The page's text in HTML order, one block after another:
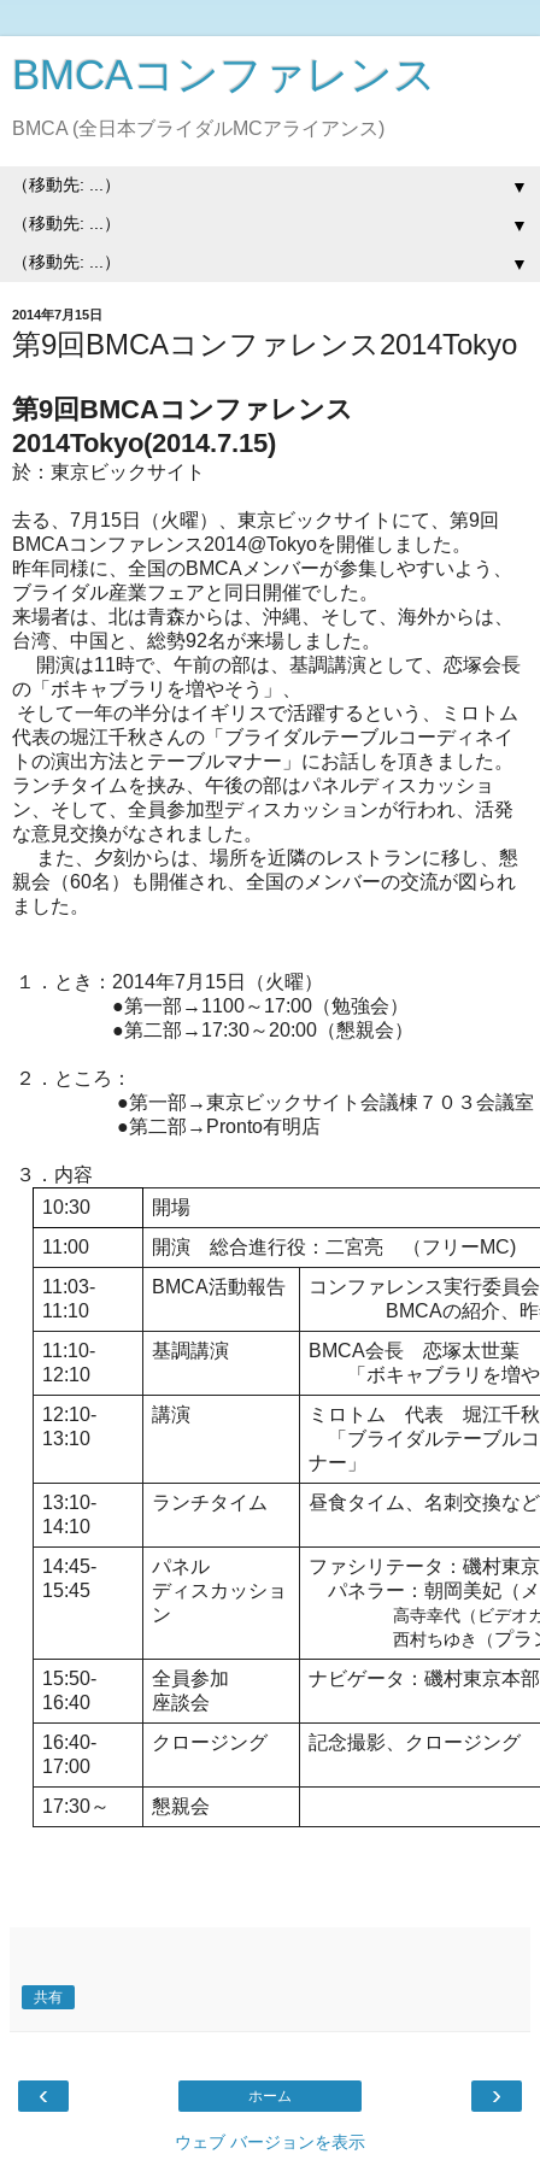
BMCAコンファレンス
BMCA (全日本ブライダルMCアライアンス)
▼
▼
▼
2014年7月15日
第9回BMCAコンファレンス2014Tokyo
第9回BMCAコンファレンス
2014Tokyo(2014.7.15)
於：東京ビックサイト
去る、7月15日（火曜）、東京ビックサイトにて、第9回
BMCAコンファレンス2014@Tokyoを開催しました。
昨年同様に、全国のBMCAメンバーが参集しやすいよう、
ブライダル産業フェアと同日開催でした。
来場者は、北は青森からは、沖縄、そして、海外からは、
台湾、中国と、総勢92名が来場しました。
開演は11時で、午前の部は、基調講演として、恋塚会長
の「ボキャブラリを増やそう」、
そして一年の半分はイギリスで活躍するという、ミロトム
代表の堀江千秋さんの「ブライダルテーブルコーディネイ
トの演出方法とテーブルマナー」にお話しを頂きました。
ランチタイムを挟み、午後の部はパネルディスカッショ
ン、そして、全員参加型ディスカッションが行われ、活発
な意見交換がなされました。
また、夕刻からは、場所を近隣のレストランに移し、懇
親会（60名）も開催され、全国のメンバーの交流が図られ
ました。
１．とき：2014年7月15日（火曜）
●第一部→1100～17:00（勉強会）
●第二部→17:30～20:00（懇親会）
２．ところ：
●第一部→東京ビックサイト会議棟７０３会議室
●第二部→Pronto有明店
３．内容
10:30
開場
11:00
開演 総合進行役：二宮亮 （フリーMC)
11:03-
11:10
BMCA活動報告
コンファレンス実行委
BMCAの紹介、昨年
11:10-
12:10
基調講演
BMCA会長 恋塚太世葉
「ボキャブラリを増や
12:10-
13:10
講演
ミロトム 代表 堀江千秋
「ブライダルテーブル
ナー」
13:10-
14:10
ランチタイム 昼食タイム、名刺交換など
14:45-
15:45
パネル
ディスカッショ
ン
ファシリテータ：磯村東
パネラー：朝岡美妃（
高寺幸代（ビデオカ
西村ちゆき（プラ
15:50-
16:40
全員参加
座談会
ナビゲータ：磯村東京本
16:40-
17:00
クロージング 記念撮影、クロージング
17:30～ 懇親会
共有
‹ ›
ホーム
ウェブ バージョンを表示